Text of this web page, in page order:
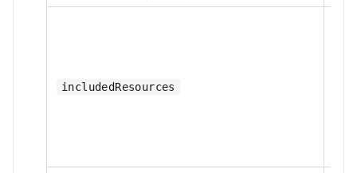
includedResources